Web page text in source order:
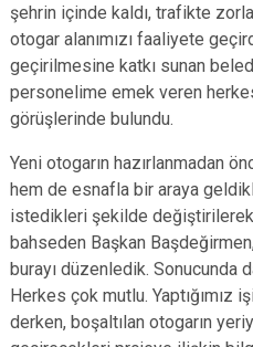
şehrin içinde kaldı, trafikte
otogar alanımızı faaliyete
geçirilmesine katkı sunan
personelime emek veren
görüşlerinde bulundu.
Yeni otogarın hazırlanmadan
hem de esnafla bir araya
istedikleri şekilde
bahseden Başkan
burayı düzenledik. Sonucunda
Herkes çok mutlu. Yaptığımız
derken, boşaltılan otogarın